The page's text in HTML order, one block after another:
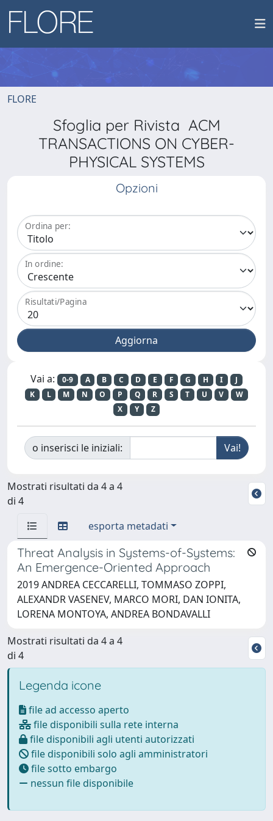
FLORE
Sfoglia per Rivista ACM
TRANSACTIONS ON CYBER-
PHYSICAL SYSTEMS
Opzioni
Ordina per:
In ordine:
Risultati/Pagina
Vai a: 0-9 A B C D E F G H I
J
K
L M N O P Q R S T U V
W
X
Y Z
o inserisci le iniziali:
Mostrati risultati da 4 a 4
di 4
esporta metadati
Threat Analysis in Systems-of-Systems:
An Emergence-Oriented Approach
2019 ANDREA CECCARELLI, TOMMASO ZOPPI,
ALEXANDR VASENEV, MARCO MORI, DAN IONITA,
LORENA MONTOYA, ANDREA BONDAVALLI
Mostrati risultati da 4 a 4
di 4
Legenda icone
file ad accesso aperto
file disponibili sulla rete interna
file disponibili agli utenti autorizzati
file disponibili solo agli amministratori
file sotto embargo
nessun file disponibile